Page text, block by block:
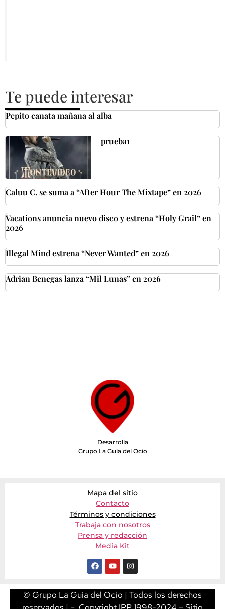
Te puede interesar
Pepito canata mañana al alba
prueba1
Caluu C. se suma a “After Hour The Mixtape” en 2026
Vacations anuncia nuevo disco y estrena “Holy Grail” en
2026
Illegal Mind estrena “Never Wanted” en 2026
Adrian Benegas lanza “Mil Lunas” en 2026
Desarrolla
Grupo La Guía del Ocio
Mapa del sitio
Contacto
Términos y condiciones
Trabaja con nosotros
Prensa y redacción
Media Kit
© Grupo La Guía del Ocio | Todos los derechos